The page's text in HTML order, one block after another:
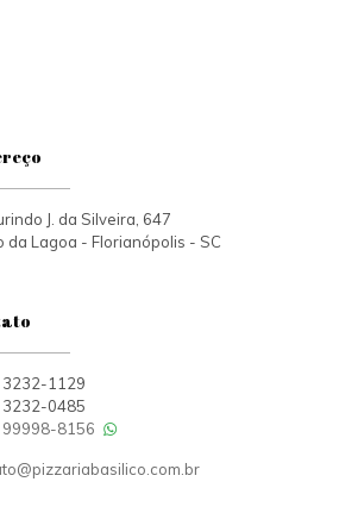
J. da Silveira, 647
da Lagoa - Florianópolis - SC
3232-1129
3232-0485
99998-8156